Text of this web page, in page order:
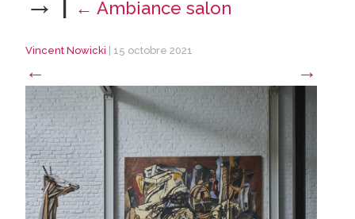
← Ambiance salon
Vincent Nowicki 15 octobre 2021
← →